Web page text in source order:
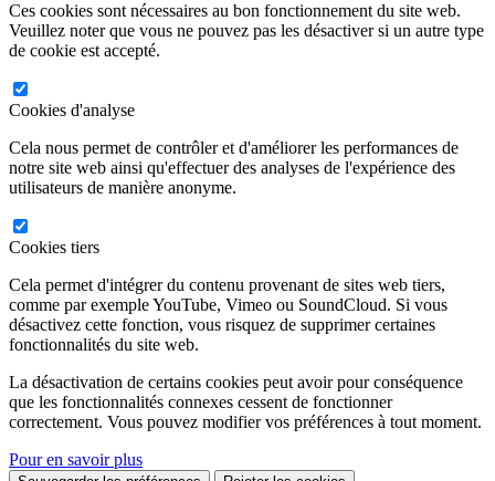
Ces cookies sont nécessaires au bon fonctionnement du site web.
Veuillez noter que vous ne pouvez pas les désactiver si un autre type
de cookie est accepté.
Cookies d'analyse
Cela nous permet de contrôler et d'améliorer les performances de
notre site web ainsi qu'effectuer des analyses de l'expérience des
utilisateurs de manière anonyme.
Cookies tiers
Cela permet d'intégrer du contenu provenant de sites web tiers,
comme par exemple YouTube, Vimeo ou SoundCloud. Si vous
désactivez cette fonction, vous risquez de supprimer certaines
fonctionnalités du site web.
La désactivation de certains cookies peut avoir pour conséquence
que les fonctionnalités connexes cessent de fonctionner
correctement. Vous pouvez modifier vos préférences à tout moment.
Pour en savoir plus